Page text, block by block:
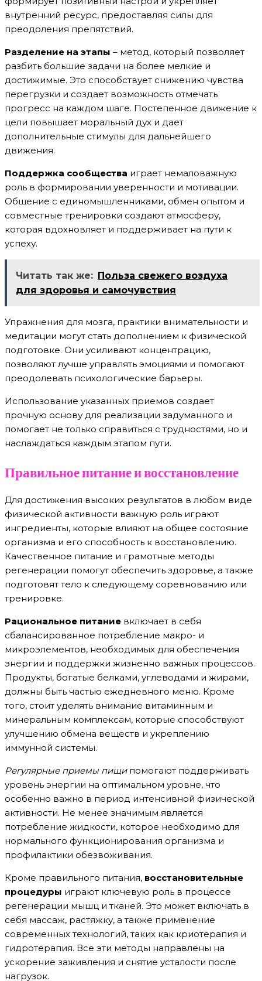
внутренний ресурс, предоставляя силы для
преодоления препятствий.
Разделение на этапы – метод, который позволяет
разбить большие задачи на более мелкие и
достижимые. Это способствует снижению чувства
перегрузки и создает возможность отмечать
прогресс на каждом шаге. Постепенное движение к
цели повышает моральный дух и дает
дополнительные стимулы для дальнейшего
движения.
Поддержка сообщества играет немаловажную
роль в формировании уверенности и мотивации.
Общение с единомышленниками, обмен опытом и
совместные тренировки создают атмосферу,
которая вдохновляет и поддерживает на пути к
успеху.
Читать так же: Польза свежего воздуха
для здоровья и самочувствия
Упражнения для мозга, практики внимательности и
медитации могут стать дополнением к физической
подготовке. Они усиливают концентрацию,
позволяют лучше управлять эмоциями и помогают
преодолевать психологические барьеры.
Использование указанных приемов создает
прочную основу для реализации задуманного и
помогает не только справиться с трудностями, но и
наслаждаться каждым этапом пути.
Правильное питание и восстановление
Для достижения высоких результатов в любом виде
физической активности важную роль играют
ингредиенты, которые влияют на общее состояние
организма и его способность к восстановлению.
Качественное питание и грамотные методы
регенерации помогут обеспечить здоровье, а также
подготовят тело к следующему соревнованию или
тренировке.
Рациональное питание включает в себя
сбалансированное потребление макро- и
микроэлементов, необходимых для обеспечения
энергии и поддержки жизненно важных процессов.
Продукты, богатые белками, углеводами и жирами,
должны быть частью ежедневного меню. Кроме
того, стоит уделять внимание витаминным и
минеральным комплексам, которые способствуют
улучшению обмена веществ и укреплению
иммунной системы.
Регулярные приемы пищипомогают поддерживать
уровень энергии на оптимальном уровне, что
особенно важно в период интенсивной физической
активности. Не менее значимым является
потребление жидкости, которое необходимо для
нормального функционирования организма и
профилактики обезвоживания.
Кроме правильного питания, восстановительные
процедуры играют ключевую роль в процессе
регенерации мышц и тканей. Это может включать в
себя массаж, растяжку, а также применение
современных технологий, таких как криотерапия и
гидротерапия. Все эти методы направлены на
ускорение заживления и снятие усталости после
нагрузок.